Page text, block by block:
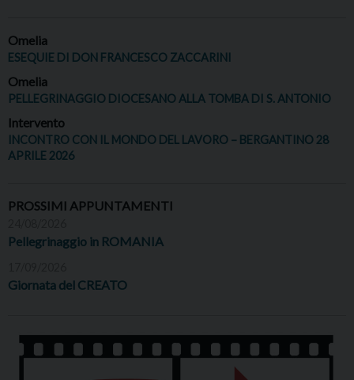
Omelia
ESEQUIE DI DON FRANCESCO ZACCARINI
Omelia
PELLEGRINAGGIO DIOCESANO ALLA TOMBA DI S. ANTONIO
Intervento
INCONTRO CON IL MONDO DEL LAVORO – BERGANTINO 28
APRILE 2026
PROSSIMI APPUNTAMENTI
Pellegrinaggio in ROMANIA
Giornata del CREATO